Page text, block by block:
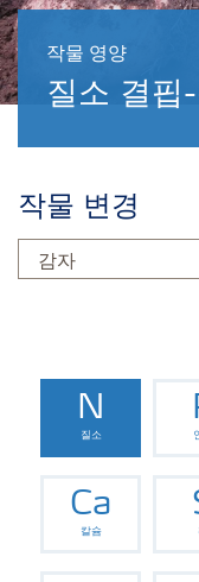
작물 영양
질소 결핍
작물 변경
N
질소
Ca
칼슘